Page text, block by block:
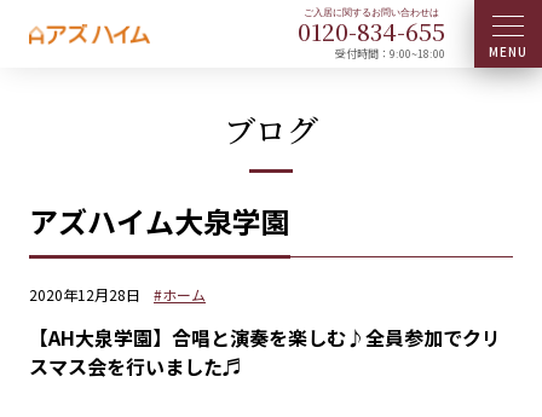
0120-834-655
受付時間：9:00~18:00
ブログ
アズハイム大泉学園
2020年12月28日 #ホーム
【AH大泉学園】合唱と演奏を楽しむ♪全員参加でクリ
スマス会を行いました♬